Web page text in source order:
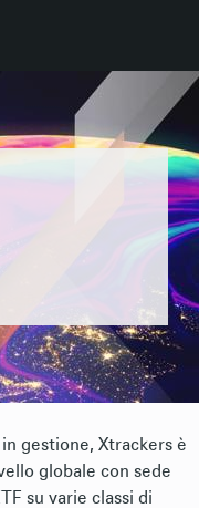
gestione, Xtrackers è
globale con sede
su varie classi di